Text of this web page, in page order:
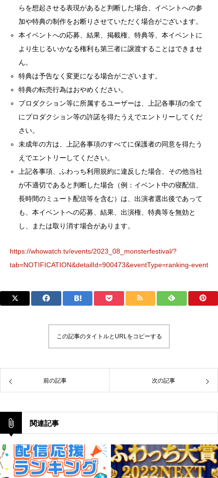
らを想起させる表現があると判断した場合、イベントへの参
加や特典の制作をお断りさせていただく場合がございます。
本イベントへの応募、結果、掲載権、特典等、本イベントに
より生じるいかなる権利も第三者に譲渡することはできませ
ん。
特典は予告なく変更になる場合がございます。
特典の転売行為はおやめください。
プロダクション等に所属するユーザーは、上記各事項の全て
にプロダクション等の許諾を得たうえでエントリーしてくだ
さい。
未成年の方は、上記各事項のすべてに保護者の同意を得たう
えでエントリーしてください。
上記各事項、ふわっち利用規約に違反した場合、その他当社
が不適切であると判断した場合（例：イベント中の寝配信、
長時間のミュート配信等を含む）は、出演者選出後であって
も、本イベントへの応募、結果、出演権、特典等を無効と
し、または取り消す場合があります。
https://whowatch.tv/events/2023_08_monsterfestival/?
tab=NOTIFICATION&detailId=900473&eventType=ranking-event
この記事のタイトルとURLをコピーする
前の記事 次の記事
関連記事